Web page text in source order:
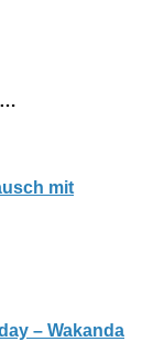
…
mit
– Wakanda